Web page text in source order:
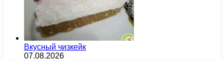
Вкусный чизкейк
07.08.2026